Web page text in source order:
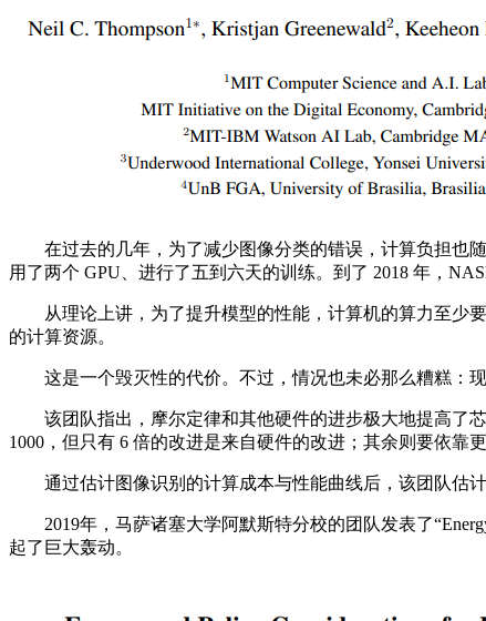
在过去的几年，为了减少图像分类的错误，计算负担也随
用了两个 GPU、进行了五到六天的训练。到了 2018 年，
从理论上讲，为了提升模型的性能，计算机的算力至少要
的计算资源。
这是一个毁灭性的代价。不过，情况也未必那么糟糕：现
该团队指出，摩尔定律和其他硬件的进步极大地提高了芯
1000，但只有 6 倍的改进是来自硬件的改进；其余则要依靠
通过估计图像识别的计算成本与性能曲线后，该团队估计
2019年，马萨诸塞大学阿默斯特分校的团队发表了“Energy
起了巨大轰动。